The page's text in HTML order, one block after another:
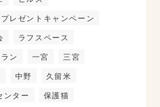
プレゼントキャンペーン
ラフスペース
ン 一宮
三宮
中野
久留米
ンター
保護猫